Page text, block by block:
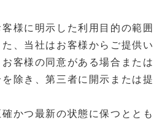
様に明示した利用目的の範囲
、当社はお客様からご提供い
客様の同意がある場合または
除き、第三者に開示または提
かつ最新の状態に保つととも